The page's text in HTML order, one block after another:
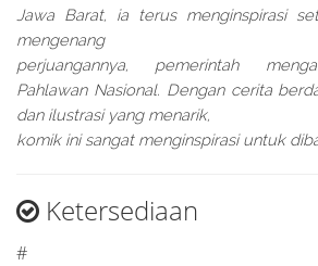
Jawa Barat, ia terus menginspirasi
mengenang
perjuangannya, pemerintah
Pahlawan Nasional. Dengan cerita
dan ilustrasi yang menarik,
komik ini sangat menginspirasi untuk
Ketersediaan
#